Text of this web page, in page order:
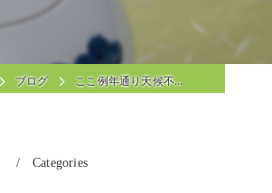
ブログ ここ例年通り天候不…
Categories